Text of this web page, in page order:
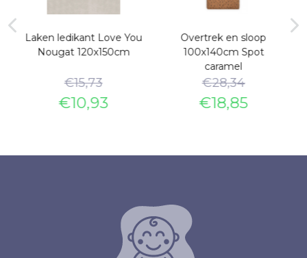
Laken ledikant Love You
Nougat 120x150cm
€15,73
Oorspronkelijke
€10,93
Huidige
Overtrek en sloop
100x140cm Spot
caramel
€28,34
Oorspronkelijke
€18,85
Huidige